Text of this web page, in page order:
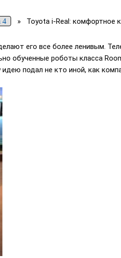
4 » Toyota i-Real: комфортное
его все более ленивым.
обученные роботы класса
подал не кто иной, как